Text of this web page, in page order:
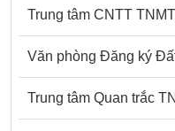
Trung tâm CNTT TNMT
Văn phòng Đăng ký
Trung tâm Quan trắc